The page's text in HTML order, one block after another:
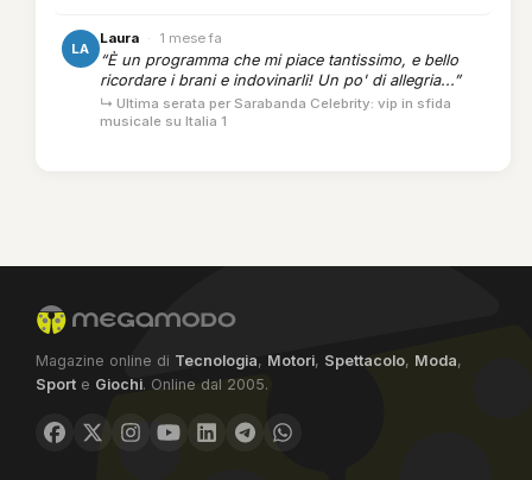
LA
Laura · 1 mese fa
“È un programma che mi piace tantissimo, e bello
ricordare i brani e indovinarli! Un po' di allegria...”
↳ Ultima serata per Sarabanda Celebrity: vip in sfida
musicale su Italia 1
Magazine online di Tecnologia, Motori, Spettacolo, Moda,
Sport e Giochi. Online dal 2005.